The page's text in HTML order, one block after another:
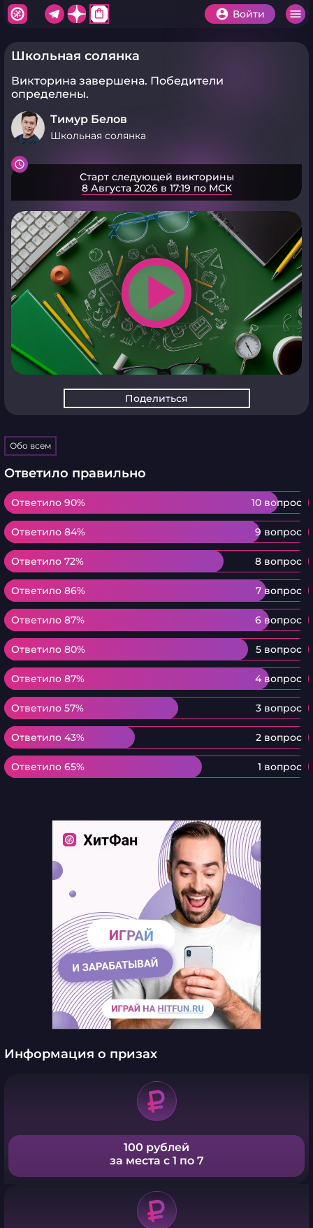
shopping_bag Войти
Школьная солянка
Викторина завершена. Победители
определены.
Тимур Белов
Школьная солянка
Старт следующей викторины
8 Августа 2026 в 17:19 по МСК
play_arrow
Поделиться
Обо всем
Ответило правильно
Ответило 90% 10 вопрос
Ответило 90%
Ответило 84% 9 вопрос
Ответило 84%
Ответило 72% 8 вопрос
Ответило 72%
Ответило 86% 7 вопрос
Ответило 86%
Ответило 87% 6 вопрос
Ответило 87%
Ответило 80% 5 вопрос
Ответило 80%
Ответило 87% 4 вопрос
Ответило 87%
Ответило 57% 3 вопрос
Ответило 57%
Ответило 43% 2 вопрос
Ответило 43%
Ответило 65% 1 вопрос
Ответило 65%
Информация о призах
100 рублей
за места с 1 по 7